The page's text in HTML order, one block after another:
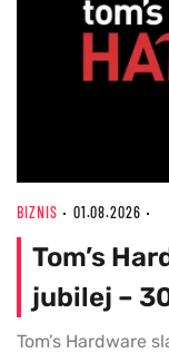
BIZNIS 01.08.2026
Tom’s
jubilej –
Tom’s Hardware